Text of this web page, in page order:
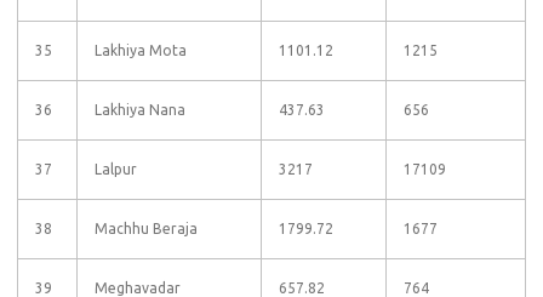
35 Lakhiya Mota 1101.12 1215
36 Lakhiya Nana 437.63 656
37 Lalpur 3217 17109
38 Machhu Beraja 1799.72 1677
39 Meghavadar 657.82 764